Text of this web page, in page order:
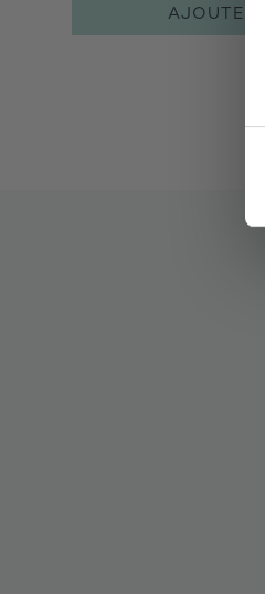
AJOUTER